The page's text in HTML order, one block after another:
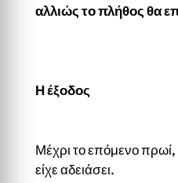
αλλιώς το πλήθος θα
Η έξοδος
Μέχρι το επόμενο πρωί,
είχε αδειάσει.